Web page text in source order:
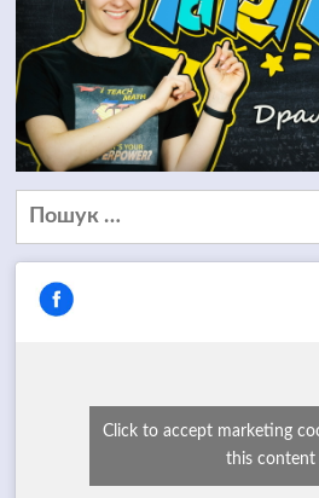
Пошук:
Click to accept marketing
this content